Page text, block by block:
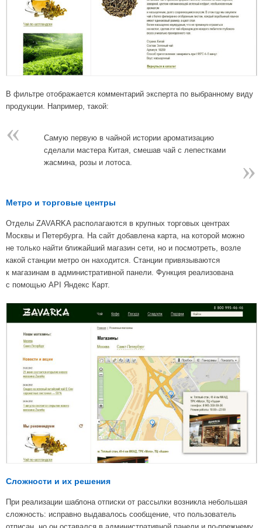
В фильтре отображается комментарий эксперта по выбранному виду
продукции. Например, такой:
«
Самую первую в чайной истории ароматизацию
сделали мастера Китая, смешав чай с лепестками
жасмина, розы и лотоса.
»
Метро и торговые центры
Отделы ZAVARKA располагаются в крупных торговых центрах
Москвы и Петербурга. На сайт добавлена карта, на которой можно
не только найти ближайший магазин сети, но и посмотреть, возле
какой станции метро он находится. Станции привязываются
к магазинам в административной панели. Функция реализована
с помощью API Яндекс Карт.
Сложности и их решения
При реализации шаблона отписки от рассылки возникла небольшая
сложность: исправно выдавалось сообщение, что пользователь